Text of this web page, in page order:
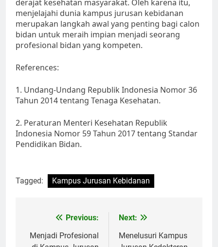
derajat kesehatan masyarakat. Oleh karena itu,
menjelajahi dunia kampus jurusan kebidanan
merupakan langkah awal yang penting bagi calon
bidan untuk meraih impian menjadi seorang
profesional bidan yang kompeten.
References:
1. Undang-Undang Republik Indonesia Nomor 36
Tahun 2014 tentang Tenaga Kesehatan.
2. Peraturan Menteri Kesehatan Republik
Indonesia Nomor 59 Tahun 2017 tentang Standar
Pendidikan Bidan.
Tagged: Kampus Jurusan Kebidanan
navigation
Previous:
Menjadi Profesional
Next:
Menelusuri Kampus